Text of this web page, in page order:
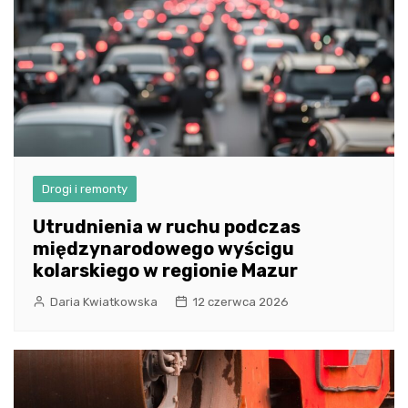
Drogi i remonty
Utrudnienia w ruchu podczas
międzynarodowego wyścigu
kolarskiego w regionie Mazur
Daria Kwiatkowska 12 czerwca 2026